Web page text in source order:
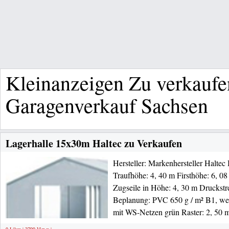
Kleinanzeigen Zu
Garagenverkauf Sachsen
Lagerhalle 15x30m Haltec zu Verkaufen
Hersteller: Markenhersteller
Traufhöhe: 4, 40 m Firsthöhe: 6,
Zugseile in Höhe: 4, 30 m
Beplanung: PVC 650 g / m² B1,
mit WS-Netzen grün Raster: 2, 50